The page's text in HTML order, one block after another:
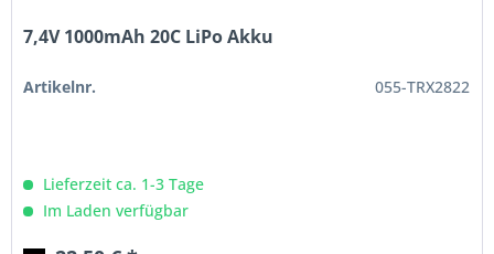
7,4V 1000mAh 20C LiPo Akku
Artikelnr. 055-TRX2822
Lieferzeit ca. 1-3 Tage
Im Laden verfügbar